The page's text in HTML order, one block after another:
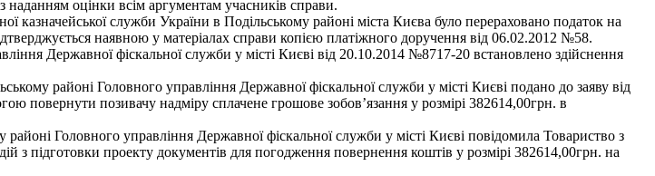
наданням оцінки всім аргументам учасників справи.
служби України в Подільському районі міста Києва було перераховано податок на
наявною у матеріалах справи копією платіжного доручення від 06.02.2012 №58.
Державної фіскальної служби у місті Києві від 20.10.2014 №8717-20 встановлено здійснення
районі Головного управління Державної фіскальної служби у місті Києві подано до заяву від
повернути позивачу надміру сплачене грошове зобов’язання у розмірі 382614,00грн. в
Головного управління Державної фіскальної служби у місті Києві повідомила Товариство з
з підготовки проекту документів для погодження повернення коштів у розмірі 382614,00грн. на